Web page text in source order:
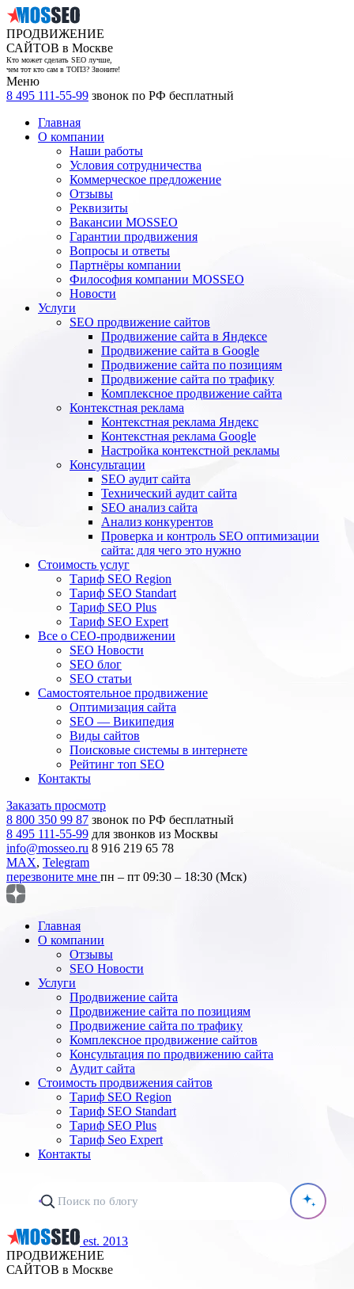
ПРОДВИЖЕНИЕ
САЙТОВ в Москве
Кто может сделать SEO лучше,
чем тот кто сам в ТОП3? Звоните!
Меню
8 495 111-55-99 звонок по РФ бесплатный
Главная
О компании
Наши работы
Условия сотрудничества
Коммерческое предложение
Отзывы
Реквизиты
Вакансии MOSSEO
Гарантии продвижения
Вопросы и ответы
Партнёры компании
Философия компании MOSSEO
Новости
Услуги
SEO продвижение сайтов
Продвижение сайта в Яндексе
Продвижение сайта в Google
Продвижение сайта по позициям
Продвижение сайта по трафику
Комплексное продвижение сайта
Контекстная реклама
Контекстная реклама Яндекс
Контекстная реклама Google
Настройка контекстной рекламы
Консультации
SEO аудит сайта
Технический аудит сайта
SEO анализ сайта
Анализ конкурентов
Проверка и контроль SEO оптимизации
сайта: для чего это нужно
Стоимость услуг
Тариф SEO Region
Тариф SEO Standart
Тариф SEO Plus
Тариф SEO Expert
Все о СЕО-продвижении
SEO Новости
SEO блог
SEO статьи
Самостоятельное продвижение
Оптимизация сайта
SEO — Википедия
Виды сайтов
Поисковые системы в интернете
Рейтинг топ SEO
Контакты
Заказать просмотр
8 800 350 99 87 звонок по РФ бесплатный
8 495 111-55-99 для звонков из Москвы
info@mosseo.ru 8 916 219 65 78
MAX, Telegram
перезвоните мне пн – пт 09:30 – 18:30 (Мск)
Главная
О компании
Отзывы
SEO Новости
Услуги
Продвижение сайта
Продвижение сайта по позициям
Продвижение сайта по трафику
Комплексное продвижение сайтов
Консультация по продвижению сайта
Аудит сайта
Стоимость продвижения сайтов
Тариф SEO Region
Тариф SEO Standart
Тариф SEO Plus
Тариф Seo Expert
Контакты
est. 2013
ПРОДВИЖЕНИЕ
САЙТОВ в Москве